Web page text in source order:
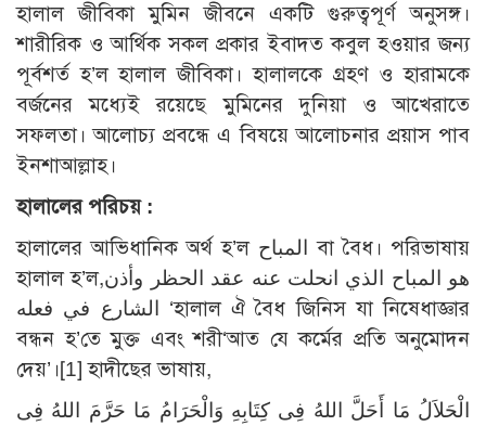
হালাল জীবিকা মুমিন জীবনে একটি গুরুত্বপূর্ণ অনুসঙ্গ।
শারীরিক ও আর্থিক সকল প্রকার ইবাদত কবুল হওয়ার জন্য
পূর্বশর্ত হ’ল হালাল জীবিকা। হালালকে গ্রহণ ও হারামকে
বর্জনের মধ্যেই রয়েছে মুমিনের দুনিয়া ও আখেরাতে
সফলতা। আলোচ্য প্রবন্ধে এ বিষয়ে আলোচনার প্রয়াস পাব
ইনশাআল্লাহ।
হালালের পরিচয় :
হালালের আভিধানিক অর্থ হ’ল المباح বা বৈধ। পরিভাষায়
হালাল হ’ল,هو المباح الذي انحلت عنه عقد الحظر وأذن
الشارع في فعله ‘হালাল ঐ বৈধ জিনিস যা নিষেধাজ্ঞার
বন্ধন হ’তে মুক্ত এবং শরী‘আত যে কর্মের প্রতি অনুমোদন
দেয়’।[1] হাদীছের ভাষায়,
الْحَلاَلُ مَا أَحَلَّ اللهُ فِى كِتَابِهِ وَالْحَرَامُ مَا حَرَّمَ اللهُ فِى